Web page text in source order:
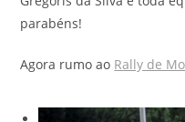
parabéns!
Agora rumo ao Rally de